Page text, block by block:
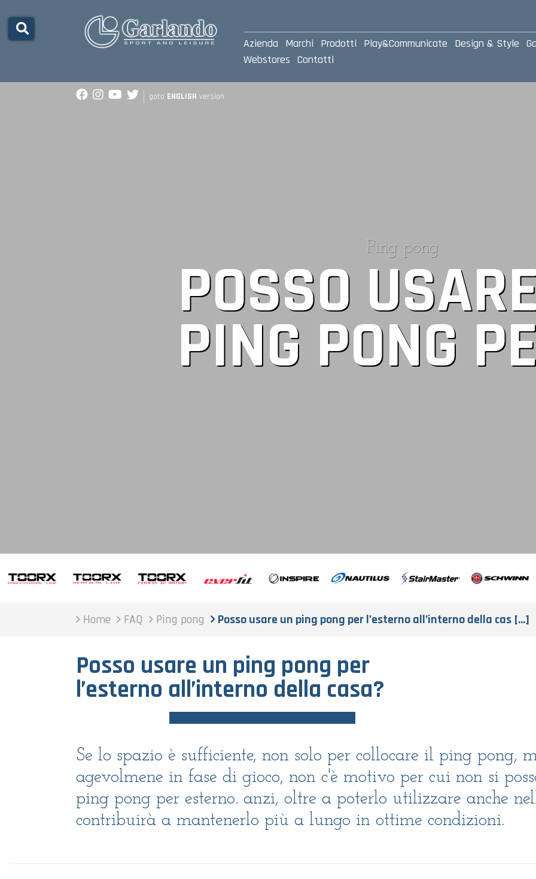
Azienda Marchi Prodotti Play&Communicate Design & Style
Webstores Contatti
goto ENGLISH version
Ping pong
POSSO
PING PONG
Home FAQ Ping pong Posso usare un ping pong per l’esterno all’interno della cas [...]
Posso usare un ping pong per
l’esterno all’interno della casa?
Se lo spazio è sufficiente, non solo per collocare il ping pong,
agevolmene in fase di gioco, non c'è motivo per cui non si
ping pong per esterno. anzi, oltre a poterlo utilizzare anche
contribuirà a mantenerlo più a lungo in ottime condizioni.